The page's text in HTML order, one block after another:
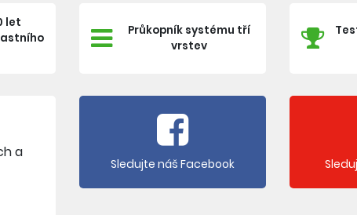
let
Průkopník systému tří
vrstev
a
Sledujte náš Facebook